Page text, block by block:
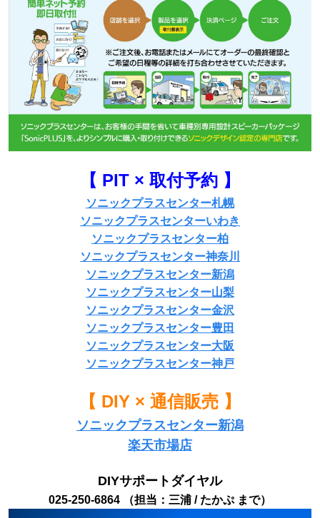
【 PIT × 取付予約 】
ソニックプラスセンター札幌
ソニックプラスセンターいわき
ソニックプラスセンター柏
ソニックプラスセンター神奈川
ソニックプラスセンター新潟
ソニックプラスセンター山梨
ソニックプラスセンター金沢
ソニックプラスセンター豊田
ソニックプラスセンター大阪
ソニックプラスセンター神戸
【 DIY × 通信販売 】
ソニックプラスセンター新潟
楽天市場店
DIYサポートダイヤル
025-250-6864 （担当：三浦 / たかぷ まで）